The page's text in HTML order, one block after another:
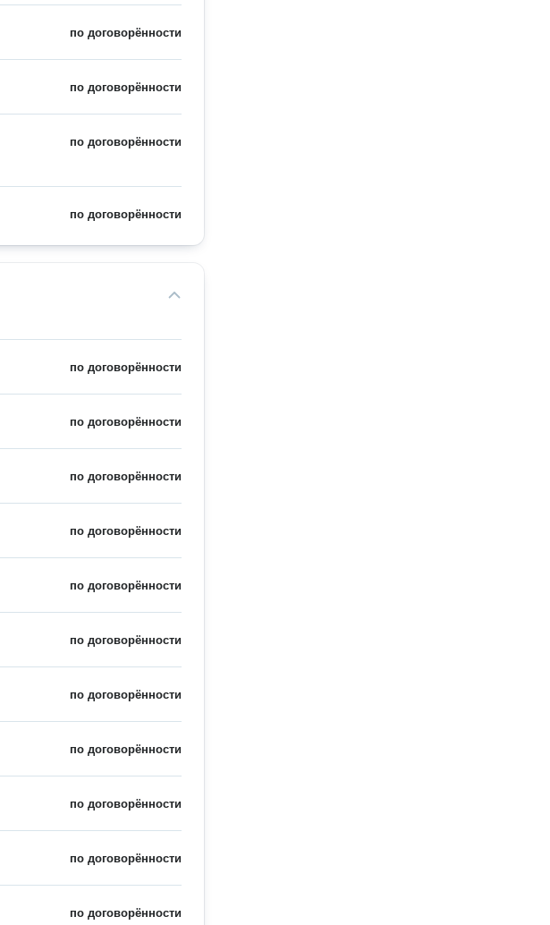
по договорённости
по договорённости
по договорённости
по договорённости
по договорённости
по договорённости
по договорённости
по договорённости
по договорённости
по договорённости
по договорённости
по договорённости
по договорённости
по договорённости
по договорённости